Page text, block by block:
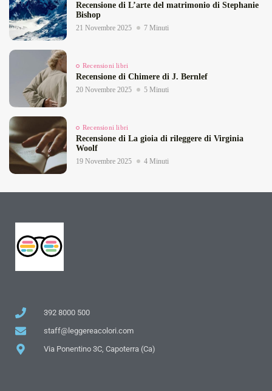
Recensione di L’arte del matrimonio di Stephanie
Bishop
21 Novembre 2025 7 Minuti
Recensioni libri
Recensione di Chimere di J. Bernlef
20 Novembre 2025 5 Minuti
Recensioni libri
Recensione di La gioia di rileggere di Virginia
Woolf
19 Novembre 2025 4 Minuti
392 8000 500
staff@leggereacolori.com
Via Ponentino 3C, Capoterra (Ca)